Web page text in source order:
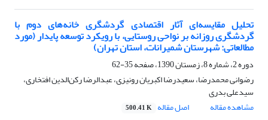
تحلیل مقایسه‌ای آثار اقتصادی گردشگری خانه‌های دوم با
گردشگری روزانه بر نواحی روستایی، با رویکرد توسعه پایدار (مورد
مطالعاتی: شهرستان شمیرانات، استان تهران)
دوره 2، شماره 8، زمستان 1390، صفحه
35-62
رضوانی محمدرضا، سعیدرضا اکبریان رونیزی، عبدالرضا رکن‌الدین افتخاری،
سیدعلی بدری
مشاهده مقاله
اصل مقاله 500.41 K